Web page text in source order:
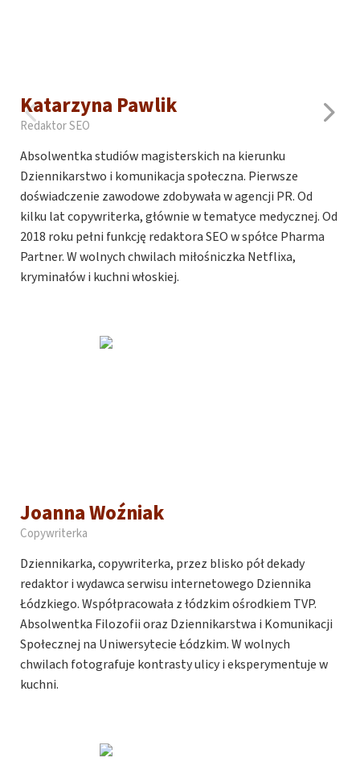
Katarzyna Pawlik
Redaktor SEO
Absolwentka studiów magisterskich na kierunku
Dziennikarstwo i komunikacja społeczna. Pierwsze
doświadczenie zawodowe zdobywała w agencji PR. Od
kilku lat copywriterka, głównie w tematyce medycznej. Od
2018 roku pełni funkcję redaktora SEO w spółce Pharma
Partner. W wolnych chwilach miłośniczka Netflixa,
kryminałów i kuchni włoskiej.
Joanna Woźniak
Copywriterka
Dziennikarka, copywriterka, przez blisko pół dekady
redaktor i wydawca serwisu internetowego Dziennika
Łódzkiego. Współpracowała z łódzkim ośrodkiem TVP.
Absolwentka Filozofii oraz Dziennikarstwa i Komunikacji
Społecznej na Uniwersytecie Łódzkim. W wolnych
chwilach fotografuje kontrasty ulicy i eksperymentuje w
kuchni.